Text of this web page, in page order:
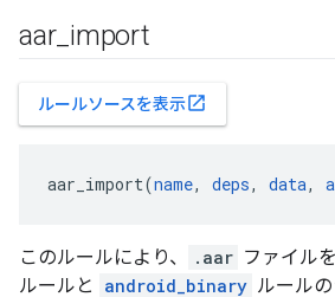
aar_ import
ルールソースを表示open_in_new
aar_import(name, deps, data,
このルールにより、 .aar ファイルを
ルールと
android_binary ルール